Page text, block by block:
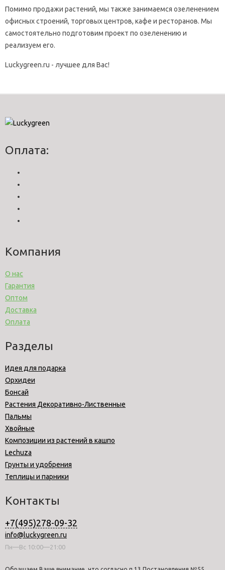
Помимо продажи растений, мы также занимаемся озеленением
офисных строений, торговых центров, кафе и ресторанов. Мы
самостоятельно подготовим проект по озеленению и
реализуем его.
Luckygreen.ru - лучшее для Вас!
Оплата:
Компания
О нас
Гарантия
Оптом
Доставка
Оплата
Разделы
Идея для подарка
Орхидеи
Бонсай
Растения Декоративно-Лиственные
Пальмы
Хвойные
Композиции из растений в кашпо
Lechuza
Грунты и удобрения
Теплицы и парники
Контакты
+7(495)278-09-32
info@luckygreen.ru
Пн—Вс 10:00—21:00